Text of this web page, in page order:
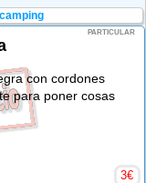
PARTICULAR
con cordones
para poner cosas
3€